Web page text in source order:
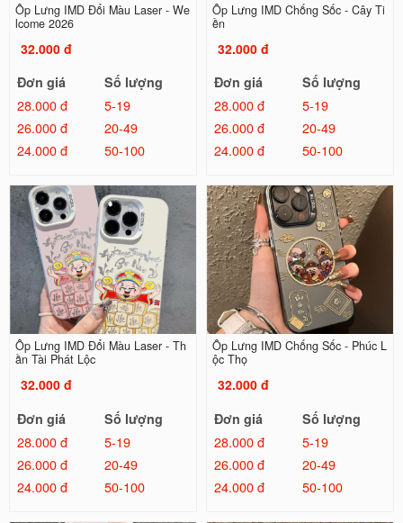
Ốp Lưng IMD Đổi Màu Laser - We
lcome 2026
32.000 đ
Đơn giá
Số lượng
28.000 đ
5-19
26.000 đ
20-49
24.000 đ
50-100
Ốp Lưng IMD Chống Sốc - Cây Ti
ền
32.000 đ
Đơn giá
Số lượng
28.000 đ
5-19
26.000 đ
20-49
24.000 đ
50-100
Ốp Lưng IMD Đổi Màu Laser - Th
ần Tài Phát Lộc
32.000 đ
Đơn giá
Số lượng
28.000 đ
5-19
26.000 đ
20-49
24.000 đ
50-100
Ốp Lưng IMD Chống Sốc - Phúc L
ộc Thọ
32.000 đ
Đơn giá
Số lượng
28.000 đ
5-19
26.000 đ
20-49
24.000 đ
50-100